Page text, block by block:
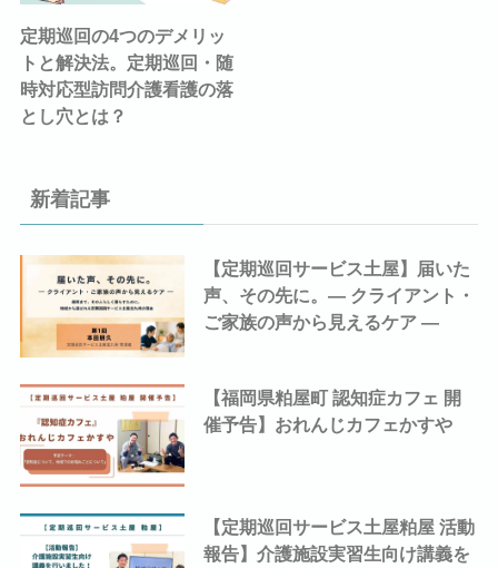
定期巡回の4つのデメリッ
トと解決法。定期巡回・随
時対応型訪問介護看護の落
とし穴とは？
新着記事
【定期巡回サービス土屋】届いた
声、その先に。― クライアント・
ご家族の声から見えるケア ―
【福岡県粕屋町 認知症カフェ 開
催予告】おれんじカフェかすや
【定期巡回サービス土屋粕屋 活動
報告】介護施設実習生向け講義を